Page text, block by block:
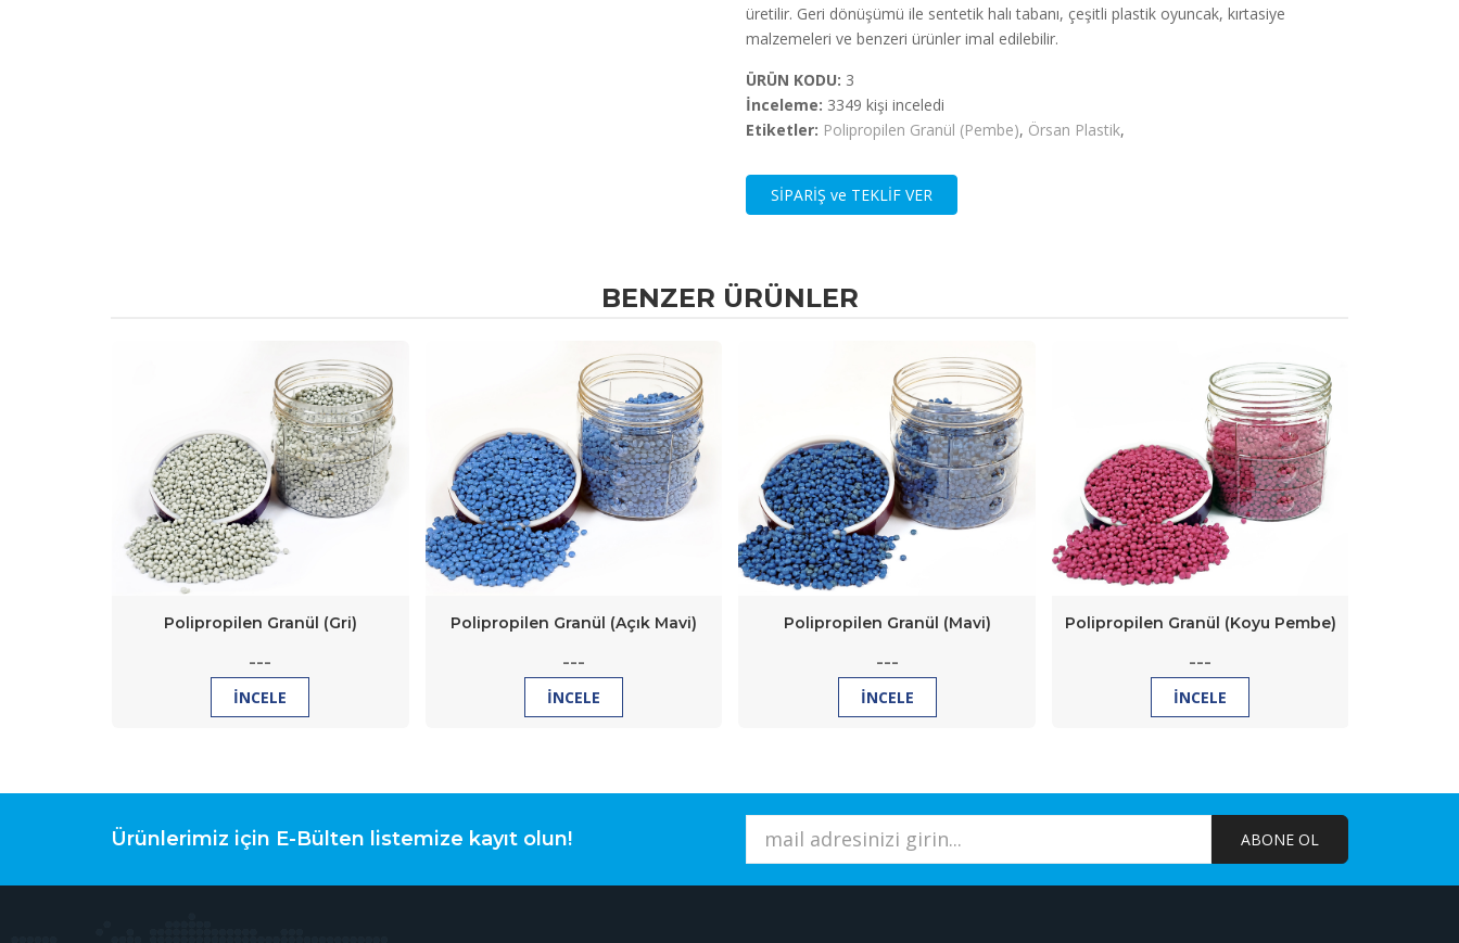
üretilir. Geri dönüşümü ile sentetik halı tabanı, çeşitli plastik oyuncak, kırtasiye
malzemeleri ve benzeri ürünler imal edilebilir.
ÜRÜN KODU: 3
İnceleme: 3349 kişi inceledi
Etiketler: Polipropilen Granül (Pembe), Örsan Plastik,
SİPARİŞ ve TEKLİF VER
BENZER ÜRÜNLER
Polipropilen Granül (Gri)
---
İNCELE
Polipropilen Granül (Açık Mavi)
---
İNCELE
Polipropilen Granül (Mavi)
---
İNCELE
Polipropilen Granül (Koyu Pembe)
---
İNCELE
Ürünlerimiz için E-Bülten listemize kayıt olun! ABONE OL